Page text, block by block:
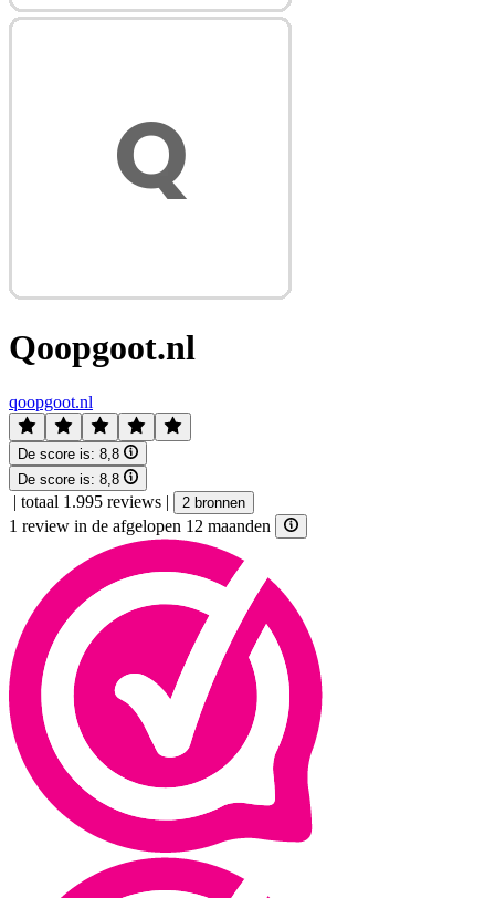
Qoopgoot.nl
qoopgoot.nl
De score is: 8,8
De score is: 8,8
| totaal 1.995 reviews | 2 bronnen
1 review in de afgelopen 12 maanden